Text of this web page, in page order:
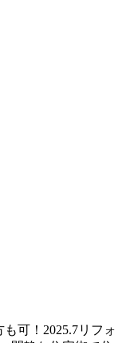
可！2025.7リフォ